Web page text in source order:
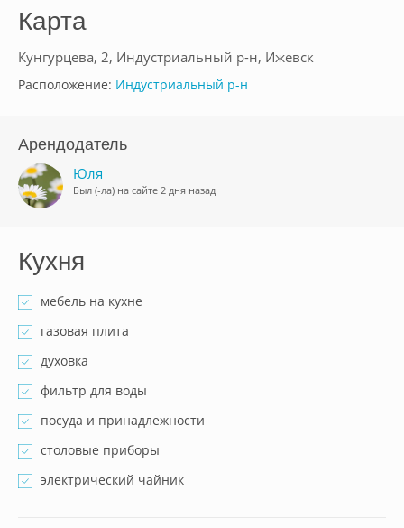
Карта
Кунгурцева, 2, Индустриальный р-н, Ижевск
Расположение: Индустриальный р-н
Арендодатель
Юля
Был (-ла) на сайте 2 дня назад
Кухня
мебель на кухне
газовая плита
духовка
фильтр для воды
посуда и принадлежности
столовые приборы
электрический чайник